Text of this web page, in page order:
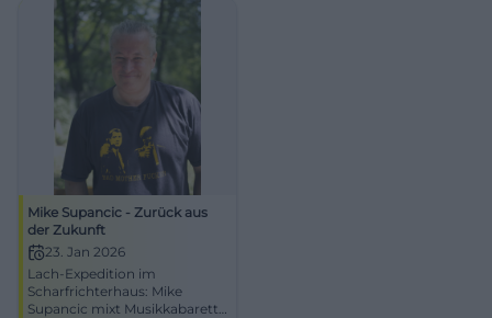
Mike Supancic - Zurück aus
der Zukunft
23. Jan 2026
Lach-Expedition im
Scharfrichterhaus: Mike
Supancic mixt Musikkabarett,